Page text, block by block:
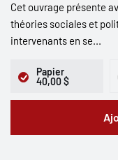
Cet ouvrage présente
théories sociales et
intervenants en se...
Papier
40,00 $